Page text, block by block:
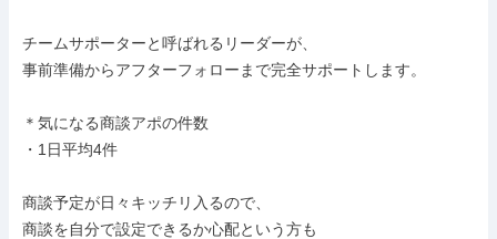
チームサポーターと呼ばれるリーダーが、
事前準備からアフターフォローまで完全サポートします。
＊気になる商談アポの件数
・1日平均4件
商談予定が日々キッチリ入るので、
商談を自分で設定できるか心配という方も